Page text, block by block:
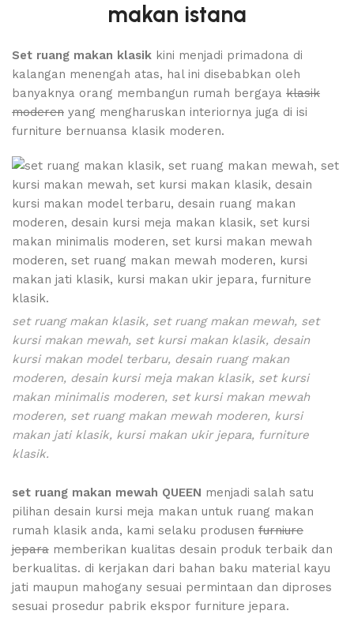
makan istana
Set ruang makan klasik kini menjadi primadona di
kalangan menengah atas, hal ini disebabkan oleh
banyaknya orang membangun rumah bergaya klasik
moderen yang mengharuskan interiornya juga di isi
furniture bernuansa klasik moderen.
set ruang makan klasik, set ruang makan mewah, set
kursi makan mewah, set kursi makan klasik, desain
kursi makan model terbaru, desain ruang makan
moderen, desain kursi meja makan klasik, set kursi
makan minimalis moderen, set kursi makan mewah
moderen, set ruang makan mewah moderen, kursi
makan jati klasik, kursi makan ukir jepara, furniture
klasik.
set ruang makan mewah QUEEN menjadi salah satu
pilihan desain kursi meja makan untuk ruang makan
rumah klasik anda, kami selaku produsen furniure
jepara memberikan kualitas desain produk terbaik dan
berkualitas. di kerjakan dari bahan baku material kayu
jati maupun mahogany sesuai permintaan dan diproses
sesuai prosedur pabrik ekspor furniture jepara.